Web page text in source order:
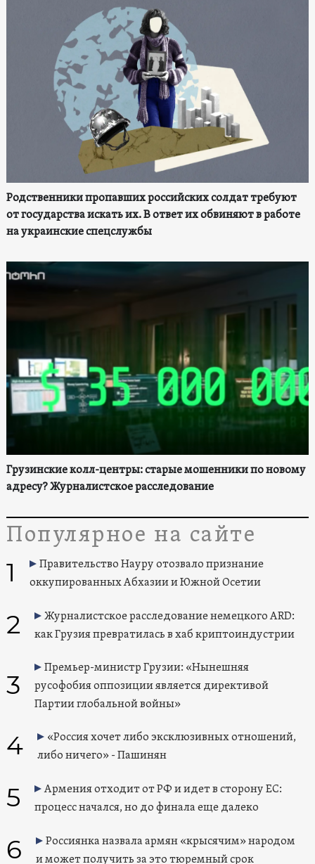
Родственники пропавших российских солдат требуют
от государства искать их. В ответ их обвиняют в работе
на украинские спецслужбы
Грузинские колл-центры: старые мошенники по новому
адресу? Журналистское расследование
Популярное на сайте
1
Правительство Науру отозвало признание
оккупированных Абхазии и Южной Осетии
2
Журналистское расследование немецкого ARD:
как Грузия превратилась в хаб криптоиндустрии
3
Премьер-министр Грузии: «Нынешняя
русофобия оппозиции является директивой
Партии глобальной войны»
4
«Россия хочет либо эксклюзивных отношений,
либо ничего» - Пашинян
5
Армения отходит от РФ и идет в сторону ЕС:
процесс начался, но до финала еще далеко
6
Россиянка назвала армян «крысячим» народом
и может получить за это тюремный срок